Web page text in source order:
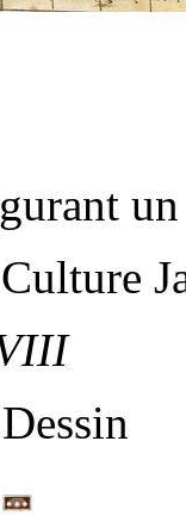
un
Culture
Dessin